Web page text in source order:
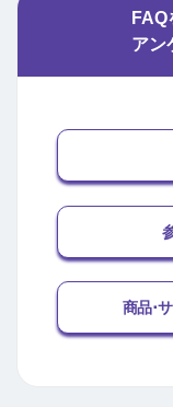
アン
商品･